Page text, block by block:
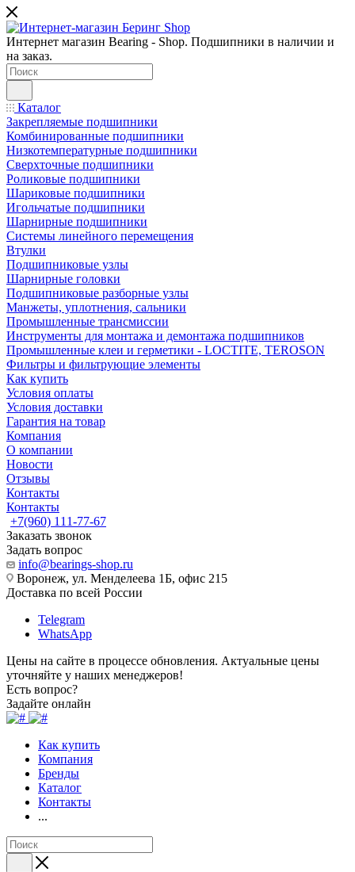
Интернет магазин Bearing - Shop. Подшипники в наличии и
на заказ.
Каталог
Закрепляемые подшипники
Комбинированные подшипники
Низкотемпературные подшипники
Сверхточные подшипники
Роликовые подшипники
Шариковые подшипники
Игольчатые подшипники
Шарнирные подшипники
Системы линейного перемещения
Втулки
Подшипниковые узлы
Шарнирные головки
Подшипниковые разборные узлы
Манжеты, уплотнения, сальники
Промышленные трансмиссии
Инструменты для монтажа и демонтажа подшипников
Промышленные клеи и герметики - LOCTITE, TEROSON
Фильтры и фильтрующие элементы
Как купить
Условия оплаты
Условия доставки
Гарантия на товар
Компания
О компании
Новости
Отзывы
Контакты
Контакты
+7(960) 111-77-67
Заказать звонок
Задать вопрос
info@bearings-shop.ru
Воронеж, ул. Менделеева 1Б, офис 215
Доставка по всей России
Telegram
WhatsApp
Цены на сайте в процессе обновления. Актуальные цены
уточняйте у наших менеджеров!
Есть вопрос?
Задайте онлайн
Как купить
Компания
Бренды
Каталог
Контакты
...